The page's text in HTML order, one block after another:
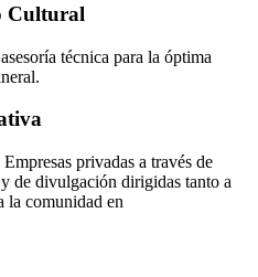
Cultural
técnica para la óptima
privadas a través de
de divulgación dirigidas tanto a
la comunidad en